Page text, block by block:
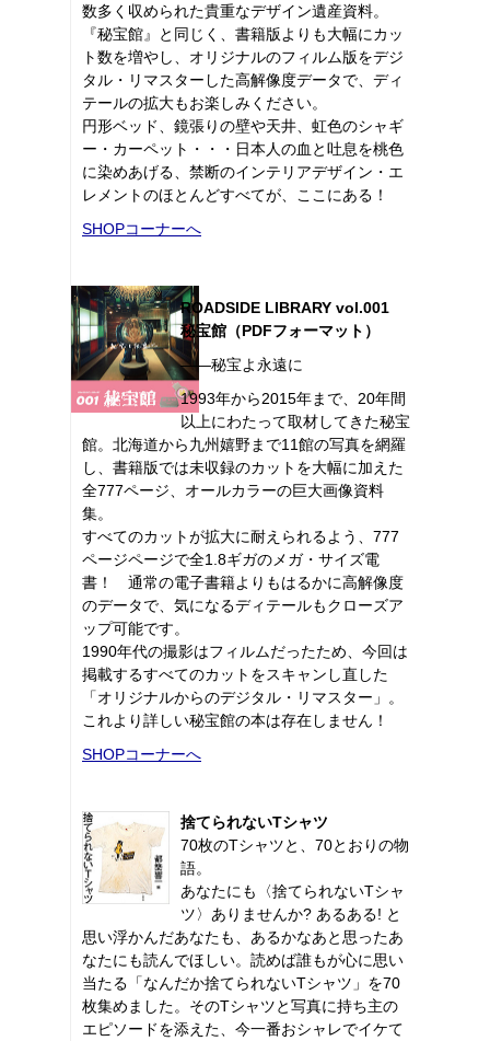
数多く収められた貴重なデザイン遺産資料。
『秘宝館』と同じく、書籍版よりも大幅にカッ
ト数を増やし、オリジナルのフィルム版をデジ
タル・リマスターした高解像度データで、ディ
テールの拡大もお楽しみください。
円形ベッド、鏡張りの壁や天井、虹色のシャギ
ー・カーペット・・・日本人の血と吐息を桃色
に染めあげる、禁断のインテリアデザイン・エ
レメントのほとんどすべてが、ここにある！
SHOPコーナーへ
ROADSIDE LIBRARY vol.001
秘宝館（PDFフォーマット）
――秘宝よ永遠に
1993年から2015年まで、20年間
以上にわたって取材してきた秘宝
館。北海道から九州嬉野まで11館の写真を網羅
し、書籍版では未収録のカットを大幅に加えた
全777ページ、オールカラーの巨大画像資料
集。
すべてのカットが拡大に耐えられるよう、777
ページページで全1.8ギガのメガ・サイズ電
書！ 通常の電子書籍よりもはるかに高解像度
のデータで、気になるディテールもクローズア
ップ可能です。
1990年代の撮影はフィルムだったため、今回は
掲載するすべてのカットをスキャンし直した
「オリジナルからのデジタル・リマスター」。
これより詳しい秘宝館の本は存在しません！
SHOPコーナーへ
捨てられないTシャツ
70枚のTシャツと、70とおりの物
語。
あなたにも〈捨てられないTシャ
ツ〉ありませんか? あるある! と
思い浮かんだあなたも、あるかなあと思ったあ
なたにも読んでほしい。読めば誰もが心に思い
当たる「なんだか捨てられないTシャツ」を70
枚集めました。そのTシャツと写真に持ち主の
エピソードを添えた、今一番おシャレでイケて